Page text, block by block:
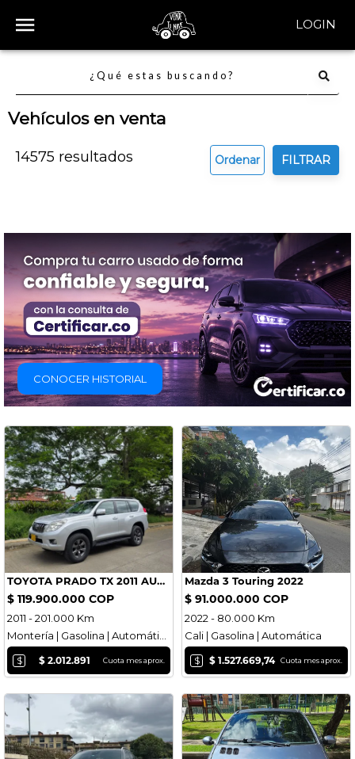
LOGIN
Vehículos en venta
14575 resultados FILTRAR
Ordenar
CONOCER HISTORIAL
TOYOTA PRADO TX 2011 AUTOMÁTICO GASOLINA 4X4
$ 119.900.000 COP
2011 - 201.000 Km
$ $ 2.012.891 Cuota mes aprox.
Mazda 3 Touring 2022
$ 91.000.000 COP
2022 - 80.000 Km
Cali | Gasolina | Automática
$ $ 1.527.669,74 Cuota mes aprox.